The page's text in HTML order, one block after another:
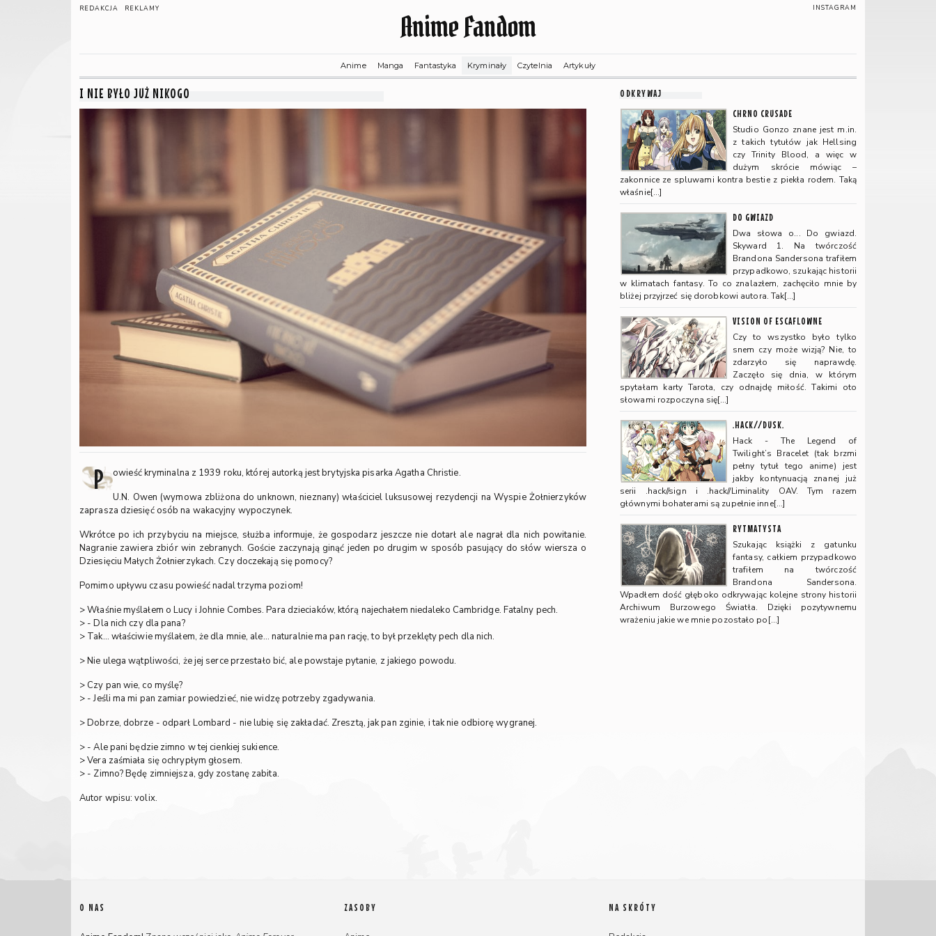
REDAKCJA REKLAMY INSTAGRAM
Anime Fandom
Anime Manga Fantastyka Kryminały Czytelnia Artykuły
I NIE BYŁO JUŻ NIKOGO
P
owieść kryminalna z 1939 roku, której autorką jest brytyjska pisarka Agatha Christie.
U.N. Owen (wymowa zbliżona do unknown, nieznany) właściciel luksusowej rezydencji na Wyspie Żołnierzyków
zaprasza dziesięć osób na wakacyjny wypoczynek.
Wkrótce po ich przybyciu na miejsce, służba informuje, że gospodarz jeszcze nie dotarł ale nagrał dla nich powitanie.
Nagranie zawiera zbiór win zebranych. Goście zaczynają ginąć jeden po drugim w sposób pasujący do słów wiersza o
Dziesięciu Małych Żołnierzykach. Czy doczekają się pomocy?
Pomimo upływu czasu powieść nadal trzyma poziom!
> Właśnie myślałem o Lucy i Johnie Combes. Para dzieciaków, którą najechałem niedaleko Cambridge. Fatalny pech.
> - Dla nich czy dla pana?
> Tak... właściwie myślałem, że dla mnie, ale... naturalnie ma pan rację, to był przeklęty pech dla nich.
> Nie ulega wątpliwości, że jej serce przestało bić, ale powstaje pytanie, z jakiego powodu.
> Czy pan wie, co myślę?
> - Jeśli ma mi pan zamiar powiedzieć, nie widzę potrzeby zgadywania.
> Dobrze, dobrze - odparł Lombard - nie lubię się zakładać. Zresztą, jak pan zginie, i tak nie odbiorę wygranej.
> - Ale pani będzie zimno w tej cienkiej sukience.
> Vera zaśmiała się ochrypłym głosem.
> - Zimno? Będę zimniejsza, gdy zostanę zabita.
Autor wpisu: volix.
ODKRYWAJ
CHRNO CRUSADE
Studio Gonzo znane jest m.in.
z takich tytułów jak Hellsing
czy Trinity Blood, a więc w
dużym skrócie mówiąc –
zakonnice ze spluwami kontra bestie z piekła rodem. Taką
właśnie[…]
DO GWIAZD
Dwa słowa o... Do gwiazd.
Skyward 1. Na twórczość
Brandona Sandersona trafiłem
przypadkowo, szukając historii
w klimatach fantasy. To co znalazłem, zachęciło mnie by
bliżej przyjrzeć się dorobkowi autora. Tak[…]
VISION OF ESCAFLOWNE
Czy to wszystko było tylko
snem czy może wizją? Nie, to
zdarzyło się naprawdę.
Zaczęło się dnia, w którym
spytałam karty Tarota, czy odnajdę miłość. Takimi oto
słowami rozpoczyna się[…]
.HACK//DUSK.
Hack - The Legend of
Twilight’s Bracelet (tak brzmi
pełny tytuł tego anime) jest
jakby kontynuacją znanej już
serii .hack//sign i .hack//Liminality OAV. Tym razem
głównymi bohaterami są zupełnie inne[…]
RYTMATYSTA
Szukając książki z gatunku
fantasy, całkiem przypadkowo
trafiłem na twórczość
Brandona Sandersona.
Wpadłem dość głęboko odkrywając kolejne strony historii
Archiwum Burzowego Światła. Dzięki pozytywnemu
wrażeniu jakie we mnie pozostało po[…]
O NAS ZASOBY NA SKRÓTY